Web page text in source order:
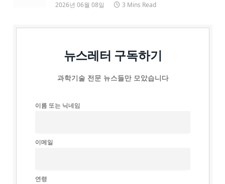
2026년 06월 08일 3 Mins Read
뉴스레터 구독하기
과학기술 전문 뉴스들만 모았습니다
이름 또는 닉네임
이메일
연령